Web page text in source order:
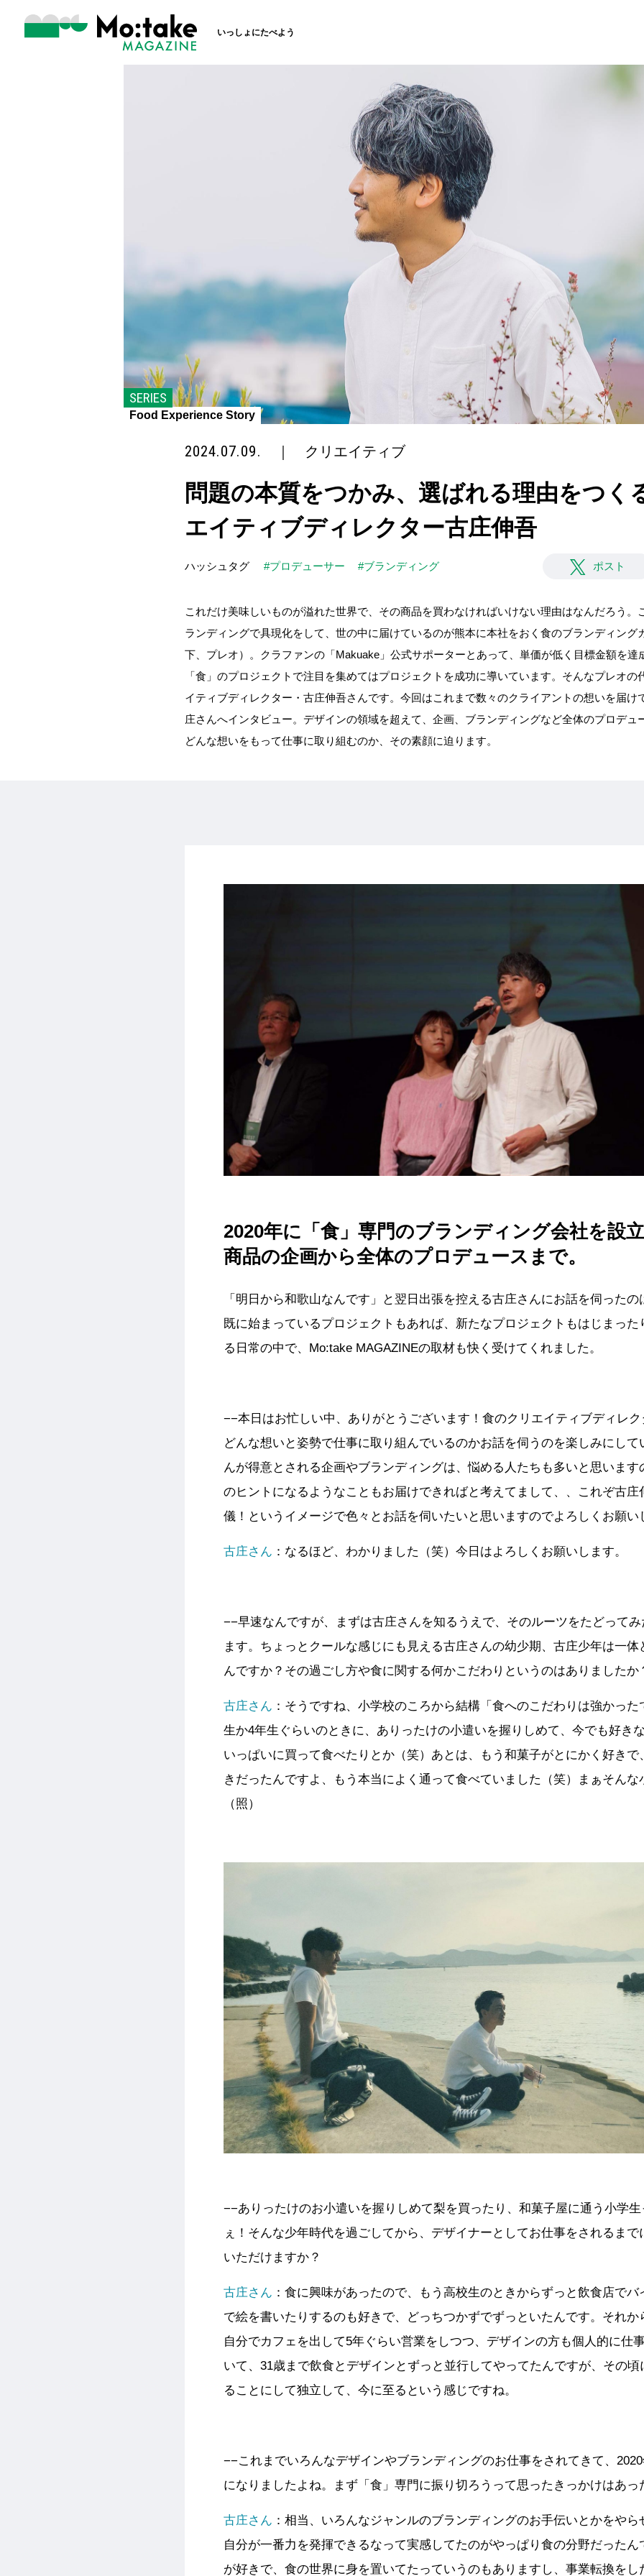
いっしょにたべよう
SERIES
Food Experience Story
2024.07.09. クリエイティブ
問題の本質をつかみ、選ばれる理由をつく
エイティブディレクター古庄伸吾
ハッシュタグ #プロデューサー #ブランディング ポスト
これだけ美味しいものが溢れた世界で、その商品を買わなければいけない理由はなんだろう。
ランディングで具現化をして、世の中に届けているのが熊本に本社をおく食のブランディング
下、プレオ）。クラファンの「Makuake」公式サポーターとあって、単価が低く目標金額を達
「食」のプロジェクトで注目を集めてはプロジェクトを成功に導いています。そんなプレオ
イティブディレクター・古庄伸吾さんです。今回はこれまで数々のクライアントの想いを届け
庄さんへインタビュー。デザインの領域を超えて、企画、ブランディングなど全体のプロデュ
どんな想いをもって仕事に取り組むのか、その素顔に迫ります。
2020年に「食」専門のブランディング会社を設
商品の企画から全体のプロデュースまで。
「明日から和歌山なんです」と翌日出張を控える古庄さんにお話を伺った
既に始まっているプロジェクトもあれば、新たなプロジェクトもはじまった
る日常の中で、Mo:take MAGAZINEの取材も快く受けてくれました。
−−本日はお忙しい中、ありがとうございます！食のクリエイティブディレ
どんな想いと姿勢で仕事に取り組んでいるのかお話を伺うのを楽しみにして
んが得意とされる企画やブランディングは、悩める人たちも多いと思います
のヒントになるようなこともお届けできればと考えてまして、、これぞ古庄
儀！というイメージで色々とお話を伺いたいと思いますのでよろしくお願い
古庄さん ：なるほど、わかりました（笑）今日はよろしくお願いします。
−−早速なんですが、まずは古庄さんを知るうえで、そのルーツをたどって
ます。ちょっとクールな感じにも見える古庄さんの幼少期、古庄少年は一体
んですか？その過ごし方や食に関する何かこだわりというのはありましたか
古庄さん ：そうですね、小学校のころから結構「食へのこだわりは強かっ
生か4年生ぐらいのときに、ありったけの小遣いを握りしめて、今でも好き
いっぱいに買って食べたりとか（笑）あとは、もう和菓子がとにかく好きで
きだったんですよ、もう本当によく通って食べていました（笑）まぁそんな
（照）
−−ありったけのお小遣いを握りしめて梨を買ったり、和菓子屋に通う小学
ぇ！そんな少年時代を過ごしてから、デザイナーとしてお仕事をされるまで
いただけますか？
古庄さん ：食に興味があったので、もう高校生のときからずっと飲食店で
で絵を書いたりするのも好きで、どっちつかずでずっといたんです。それか
自分でカフェを出して5年ぐらい営業をしつつ、デザインの方も個人的に仕
いて、31歳まで飲食とデザインとずっと並行してやってたんですが、その
ることにして独立して、今に至るという感じですね。
−−これまでいろんなデザインやブランディングのお仕事をされてきて、
になりましたよね。まず「食」専門に振り切ろうって思ったきっかけはあっ
古庄さん ：相当、いろんなジャンルのブランディングのお手伝いとかをや
自分が一番力を発揮できるなって実感してたのがやっぱり食の分野だったん
が好きで、食の世界に身を置いてたっていうのもありますし、事業転換をし